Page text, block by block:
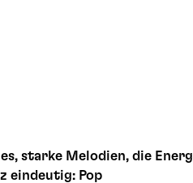
starke Melodien, die
eindeutig: Pop